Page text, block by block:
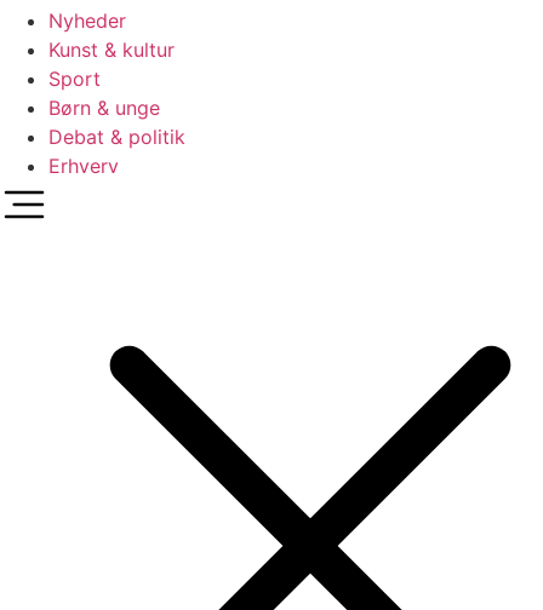
Nyheder
Kunst & kultur
Sport
Børn & unge
Debat & politik
Erhverv